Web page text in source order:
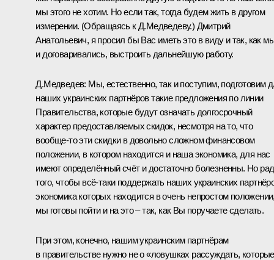
мы этого не хотим. Но если так, тогда будем жить в другом
измерении. (Обращаясь к Д.Медведеву.) Дмитрий
Анатольевич, я просил бы Вас иметь это в виду и так, как
и договаривались, выстроить дальнейшую работу.
Д.Медведев: Мы, естественно, так и поступим, подготовим
наших украинских партнёров такие предложения по линии
Правительства, которые будут означать долгосрочный
характер предоставляемых скидок, несмотря на то, что
вообще‑то эти скидки в довольно сложном финансовом
положении, в котором находится и наша экономика, для нас
имеют определённый счёт и достаточно болезненны. Но
того, чтобы всё‑таки поддержать наших украинских
экономика которых находится в очень непростом
мы готовы пойти и на это – так, как Вы поручаете сделать.
При этом, конечно, нашим украинским партнёрам
в правительстве нужно не о «ловушках рассуждать, которые